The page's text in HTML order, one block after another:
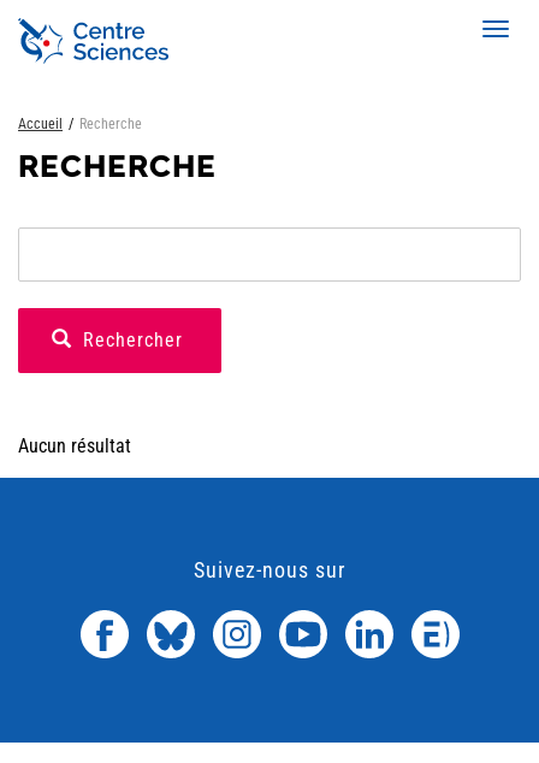
Aller
contenu
Accueil Recherche
RECHERCHE
Rechercher
Aucun résultat
Suivez-nous sur